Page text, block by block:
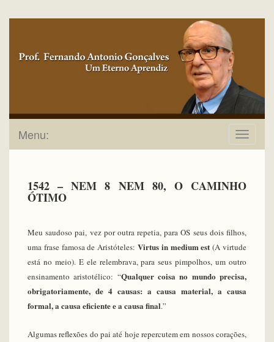
Toggle
Menu:
1542 – NEM 8 NEM 80, O CAMINHO
ÓTIMO
Meu saudoso pai, vez por outra repetia, para OS seus dois filhos,
uma frase famosa de Aristóteles: Virtus in medium est (A virtude
está no meio). E ele relembrava, para seus pimpolhos, um outro
ensinamento aristotélico: “Qualquer coisa no mundo precisa,
obrigatoriamente, de 4 causas: a causa material, a causa
formal, a causa eficiente e a causa final.”
Algumas reflexões do pai até hoje repercutem em nossos corações,